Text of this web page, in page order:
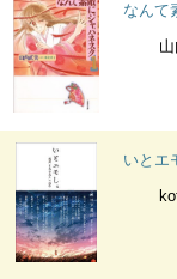
なんて
いとエ